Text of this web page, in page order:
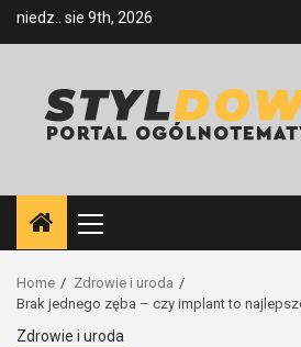
Skipniedz.. sie 9th, 2026
Menu
Home
Zdrowie i uroda
Brak jednego zęba – czy implant to
Zdrowie i uroda